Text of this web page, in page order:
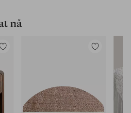
nå
Legg
Legg
favoritter